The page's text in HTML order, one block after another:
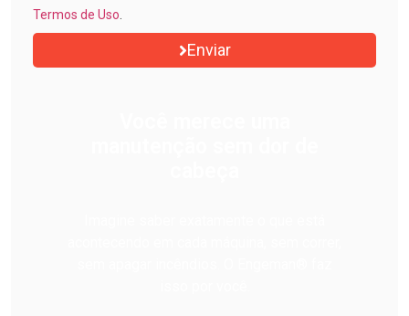
Termos de Uso
Enviar